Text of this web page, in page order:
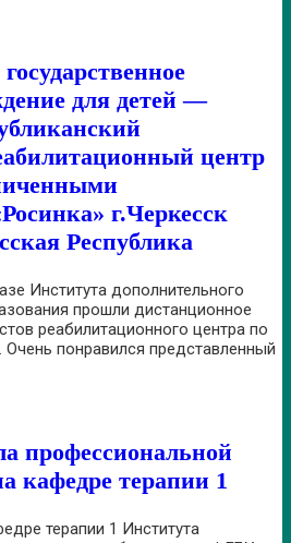
для детей —
центр
г.Черкесск
Республика
Института дополнительного
прошли дистанционное
реабилитационного центра по
понравился представленный
профессиональной
кафедре терапии 1
терапии 1 Института